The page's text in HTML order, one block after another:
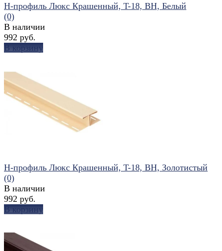
избранное сравнить
Н-профиль Люкс Крашенный, T-18, ВН, Белый
(0)
В наличии
992 руб.
В корзину
Н-профиль Люкс Крашенный, T-18, ВН, Золотистый
(0)
В наличии
992 руб.
В корзину